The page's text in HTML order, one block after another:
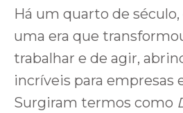
Há um quarto de
uma era que
trabalhar e de agir,
incríveis para empresas
Surgiram termos como